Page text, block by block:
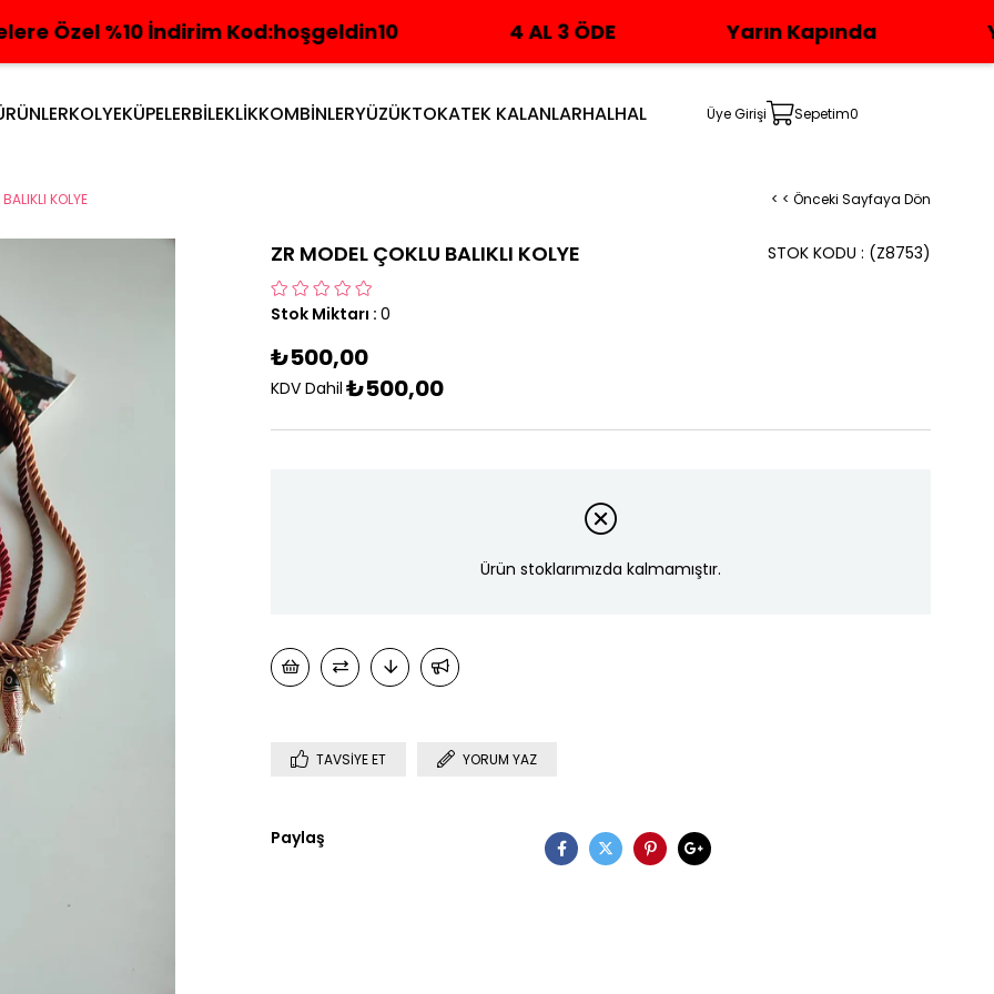
İndirim Kod:hoşgeldin10 4 AL 3 ÖDE Yarın Kapında Yeni Üyelere
KOLYEKÜPELERBİLEKLİKKOMBİNLERYÜZÜKTOKATEK KALANLARHALHAL Üye Girişi Sepetim0
KOLYE < < Önceki Sayfaya Dön
ZR MODEL ÇOKLU BALIKLI KOLYE (Z8753)
STOK KODU
Stok Miktarı : 0
₺500,00
KDV Dahil ₺500,00
Ürün stoklarımızda kalmamıştır.
TAVSIYE ET YORUM YAZ
Paylaş